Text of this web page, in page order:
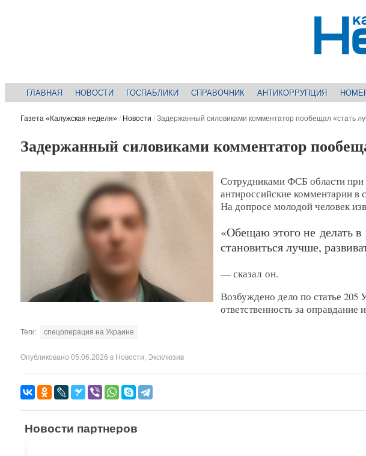
ГЛАВНАЯ НОВОСТИ ГОСПАБЛИКИ СПРАВОЧНИК АНТИКОРРУПЦИЯ
Газета «Калужская неделя» / Новости / Задержанный силовиками комментатор пообещал «стать
Задержанный силовиками комментатор
Сотрудниками ФСБ области при
антироссийские комментарии в
На допросе молодой человек
«Обещаю этого не делать
становиться лучше,
— сказал он.
Возбуждено дело по статье
ответственность за
Теги: спецоперация на Украине
Опубликовано 05.06.2026 в Новости, Эксклюзив
Новости партнеров